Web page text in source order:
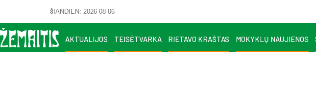
ŠIANDIEN: 2026-08-06
AKTUALIJOS TEISĖTVARKA RIETAVO KRAŠTAS MOKYKLŲ NAUJIENOS